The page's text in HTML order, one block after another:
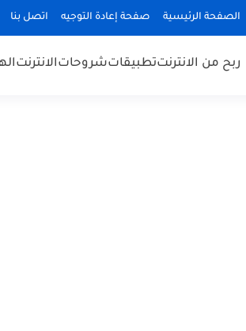
الصفحة الرئيسية صفحة إعادة التوجيه اتصل بنا
ربح من الانترنتتطبيقاتشروحاتالانترنت